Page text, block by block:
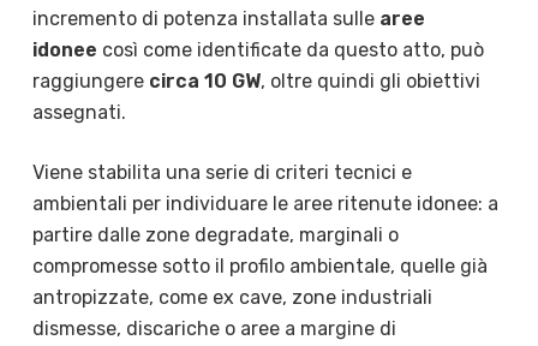
incremento di potenza installata sulle aree
idonee così come identificate da questo atto, può
raggiungere circa 10 GW, oltre quindi gli obiettivi
assegnati.
Viene stabilita una serie di criteri tecnici e
ambientali per individuare le aree ritenute idonee: a
partire dalle zone degradate, marginali o
compromesse sotto il profilo ambientale, quelle già
antropizzate, come ex cave, zone industriali
dismesse, discariche o aree a margine di